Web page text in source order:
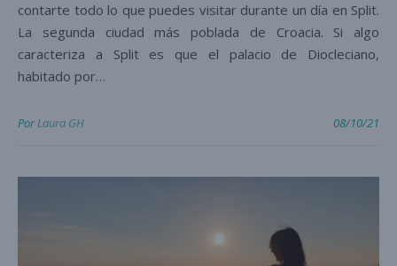
contarte todo lo que puedes visitar durante un día en Split.
La segunda ciudad más poblada de Croacia. Si algo
caracteriza a Split es que el palacio de Diocleciano,
habitado por…
PorLaura GH 08/10/21